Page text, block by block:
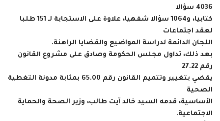
4036 سؤالا
كتابيا، و1064 سؤالا شفهيا، علاوة على الاستجابة لـ 151 طلبا
لعقد اجتماعات
اللجان الدائمة لدراسة المواضيع والقضايا الراهنة.
بعد ذلك، تداول مجلس الحكومة وصادق على مشروع القانون
رقم 27.22
يقضي بتغيير وتتميم القانون رقم 65.00 بمثابة مدونة التغطية
الصحية
الأساسية، قدمه السيد خالد آيت طالب، وزير الصحة والحماية
الاجتماعية.